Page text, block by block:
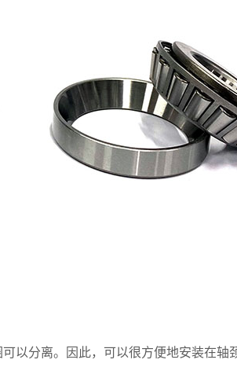
分离。因此，可以很方便地安装在轴